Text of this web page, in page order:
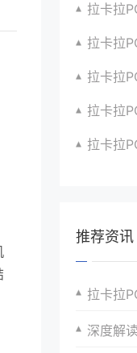
拉卡拉POS机申请
拉卡拉POS机申请
拉卡拉POS机申请实
拉卡拉POS机申请
拉卡拉POS机申请
推荐资讯
拉卡拉POS
深度解读